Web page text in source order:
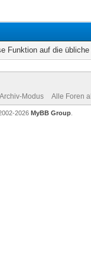
Funktion auf die
Archiv-Modus Alle Foren
2026 MyBB Group